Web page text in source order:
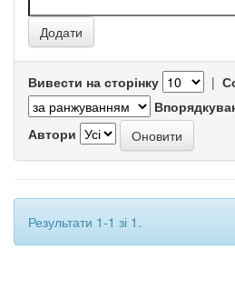
Вивести на сторінку |
Автори
Результати 1-1 зі 1.